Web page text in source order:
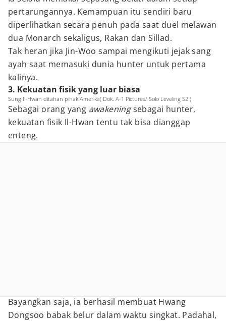
pertarungannya. Kemampuan itu sendiri baru
diperlihatkan secara penuh pada saat duel melawan
dua Monarch sekaligus, Rakan dan Sillad.
Tak heran jika Jin-Woo sampai mengikuti jejak sang
ayah saat memasuki dunia hunter untuk pertama
kalinya.
3. Kekuatan fisik yang luar biasa
Sung Il-Hwan ditahan pihak Amerika( Dok. A-1 Pictures/ Solo Leveling S2 )
Sebagai orang yang awakeningsebagai hunter,
kekuatan fisik Il-Hwan tentu tak bisa dianggap
enteng.
Bayangkan saja, ia berhasil membuat Hwang
Dongsoo babak belur dalam waktu singkat. Padahal,